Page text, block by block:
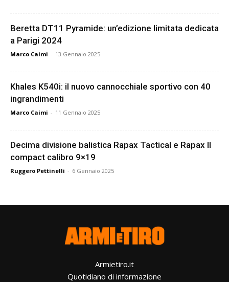
Beretta DT11 Pyramide: un’edizione limitata dedicata
a Parigi 2024
Marco Caimi - 13 Gennaio 2025
Khales K540i: il nuovo cannocchiale sportivo con 40
ingrandimenti
Marco Caimi - 11 Gennaio 2025
Decima divisione balistica Rapax Tactical e Rapax II
compact calibro 9×19
Ruggero Pettinelli - 6 Gennaio 2025
Armietiro.it
Quotidiano di informazione